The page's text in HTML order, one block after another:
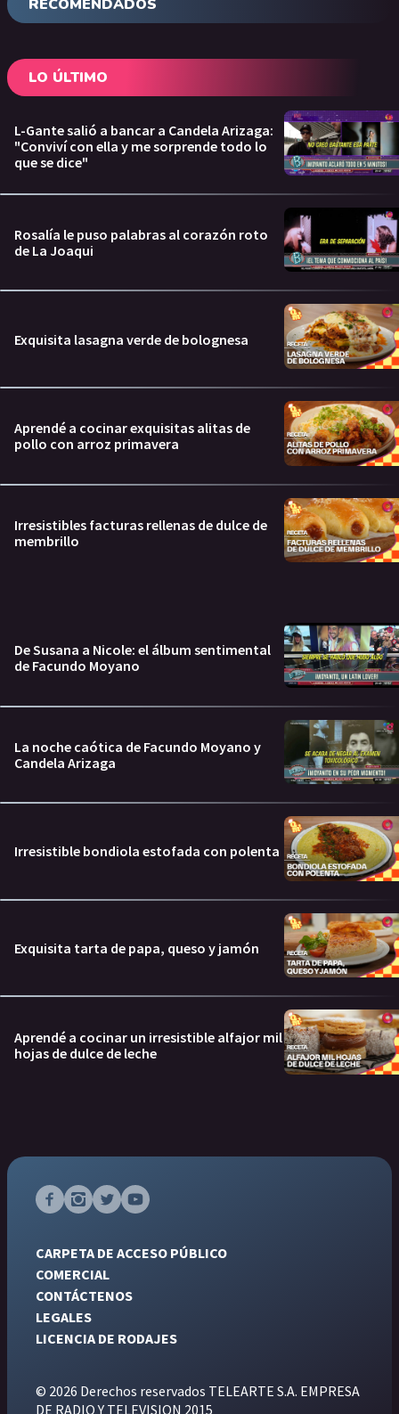
RECOMENDADOS
LO ÚLTIMO
L-Gante salió a bancar a Candela Arizaga:
"Conviví con ella y me sorprende todo lo
que se dice"
Rosalía le puso palabras al corazón roto
de La Joaqui
Exquisita lasagna verde de bolognesa
Aprendé a cocinar exquisitas alitas de
pollo con arroz primavera
Irresistibles facturas rellenas de dulce de
membrillo
De Susana a Nicole: el álbum sentimental
de Facundo Moyano
La noche caótica de Facundo Moyano y
Candela Arizaga
Irresistible bondiola estofada con polenta
Exquisita tarta de papa, queso y jamón
Aprendé a cocinar un irresistible alfajor mil
hojas de dulce de leche
CARPETA DE ACCESO PÚBLICO
COMERCIAL
CONTÁCTENOS
LEGALES
LICENCIA DE RODAJES
© 2026 Derechos reservados TELEARTE S.A. EMPRESA
DE RADIO Y TELEVISION 2015